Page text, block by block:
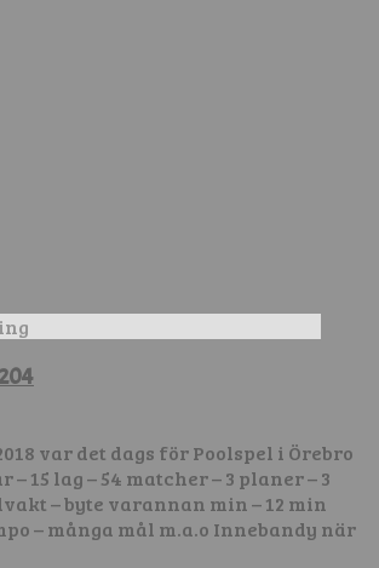
var det dags för Poolspel i Örebro
15 lag – 54 matcher – 3 planer – 3
– byte varannan min – 12 min
– många mål m.a.o Innebandy när